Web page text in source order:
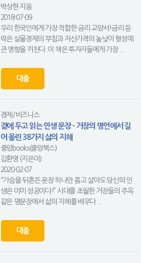
박상현 지음
2018-07-09
우리 한국인에게 가장 적합한 금리 교양서!금리 등
락은 실물경제의 부침과 자산가격의 높낮이 형성에
큰 영향을 끼친다. 이 책은 투자자들에게 가장 ...
대출
경제/비즈니스
곁에 두고 읽는 인생 문장 - 거장의 명언에서 길
어 올린 38가지 삶의 지혜
중앙books(중앙북스)
김환영 (지은이)
2020-02-07
“가슴을 뒤흔든 문장 하나만 품고 살아도 당신의 인
생은 이미 성공이다!” 시대를 초월한 거장들의 주옥
같은 명문장에서 삶의 지혜를 배우다 ...
대출